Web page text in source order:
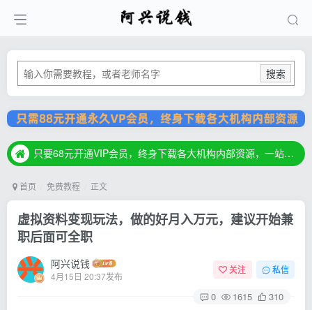
搜索
只要68元开通VIP会员，终身下载各大机构内部资源，一站式草根创业基地，最新最强网赚教程大全，小投入，大回报！
只要68元开通VIP会员，终身下载各大机构内部资源，一站式草根创业基地，最新最强网赚教程大全，小投入，大回报！
首页 免费教程 正文
虚拟资料变现玩法，做的好月入万元，建议开始兼
职后面可全职
阿兴说钱
4月15日 20:37发布
关注 私信
0 1615 310